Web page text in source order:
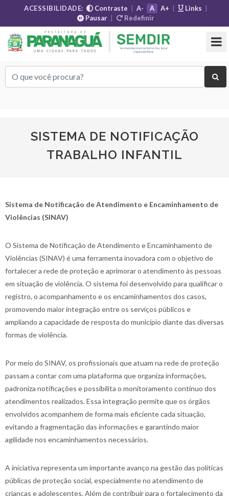
ACESSIBILIDADE: Contraste A- A A+ Links
Pausar
Redefinir
SISTEMA DE NOTIFICAÇÃO
TRABALHO INFANTIL
Sistema de Notificação de Atendimento e Encaminhamento de
Violências (SINAV)
O Sistema de Notificação de Atendimento e Encaminhamento de
Violências (SINAV) é uma ferramenta inovadora com o objetivo de
fortalecer a rede de proteção e aprimorar o atendimento às pessoas
em situação de violência. O sistema foi desenvolvido para qualificar o
registro, o acompanhamento e os encaminhamentos dos casos,
promovendo maior integração entre os serviços públicos e
ampliando a capacidade de resposta do município diante das diversas
formas de violência.
Por meio do SINAV, os profissionais que atuam na rede de proteção
passam a contar com uma plataforma que organiza informações,
padroniza notificações e possibilita o monitoramento contínuo dos
atendimentos realizados. Essa integração permite que os órgãos
envolvidos acompanhem de forma mais eficiente cada situação,
evitando a fragmentação das informações e garantindo maior
agilidade nos encaminhamentos necessários.
A iniciativa representa um importante avanço na gestão das políticas
públicas de proteção social, especialmente no atendimento de
crianças e adolescentes. Além de contribuir para o fortalecimento da